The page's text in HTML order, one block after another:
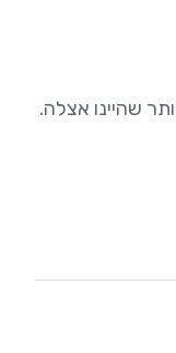
שהיינו אצלה.